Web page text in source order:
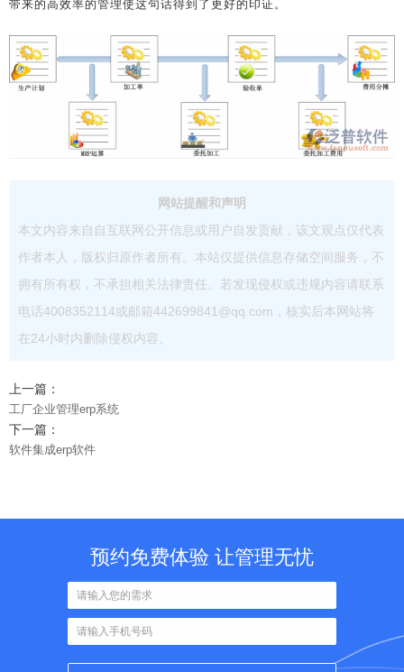
带来的高效率的管理使这句话得到了更好的印证。
网站提醒和声明
本文内容来自自互联网公开信息或用户自发贡献，该文观点仅代表
作者本人，版权归原作者所有。本站仅提供信息存储空间服务，不
拥有所有权，不承担相关法律责任。若发现侵权或违规内容请联系
电话4008352114或邮箱442699841@qq.com，核实后本网站将
在24小时内删除侵权内容。
上一篇：
工厂企业管理erp系统
下一篇：
软件集成erp软件
预约免费体验 让管理无忧